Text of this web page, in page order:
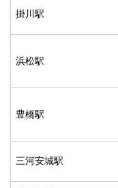
掛川駅
浜松駅
豊橋駅
三河安城駅